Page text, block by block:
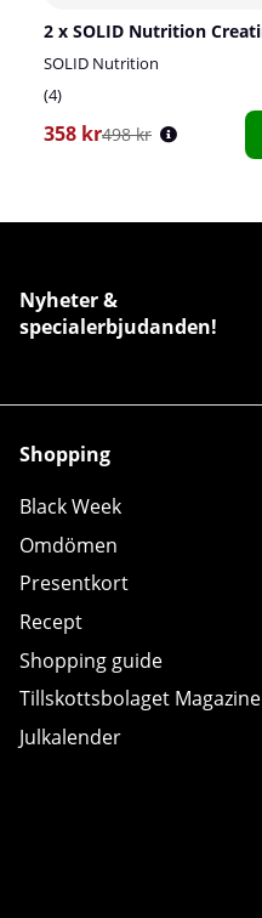
SOLID Nutrition
4
358 kr498 kr
Nyheter &
specialerbjudanden!
Shopping
Black Week
Omdömen
Presentkort
Recept
Shopping guide
Tillskottsbolaget Magazine
Julkalender